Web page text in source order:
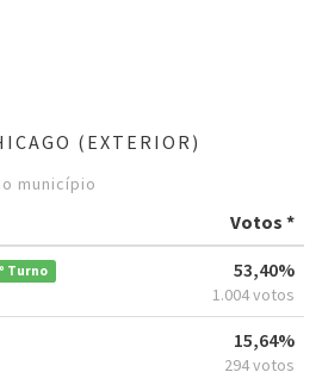
(EXTERIOR)
município
Votos *
Turno 53,40%
1.004 votos
15,64%
294 votos